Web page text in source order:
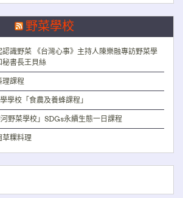
野菜學校
識野菜 《台灣心事》主持人陳樂融專訪野菜學
秘書長王貝絲
理課程
學校「食農及養蜂課程」
野菜學校」SDGs永續生態一日課程
粿料理